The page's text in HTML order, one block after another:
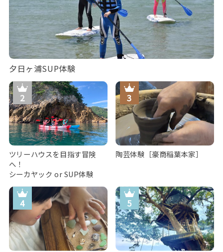
夕日ヶ浦SUP体験
ツリーハウスを目指す冒険
へ！
シーカヤック or SUP体験
陶芸体験［豪商稲葉本家］